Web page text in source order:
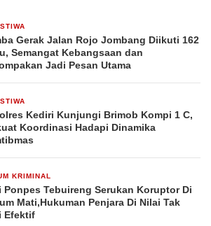
Gerak Jalan Rojo Jombang Diikuti 162
Semangat Kebangsaan dan
Jadi Pesan Utama
Kediri Kunjungi Brimob Kompi 1 C,
Koordinasi Hadapi Dinamika
KRIMINAL
Ponpes Tebuireng Serukan Koruptor Di
Mati,Hukuman Penjara Di Nilai Tak
Efektif